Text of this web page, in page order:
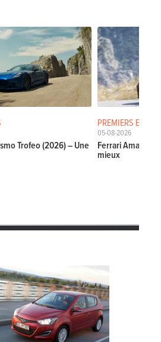
Trofeo (2026) – Une
PREMIERS ESSAIS
05-08-2026
Ferrari Amalfi
mieux